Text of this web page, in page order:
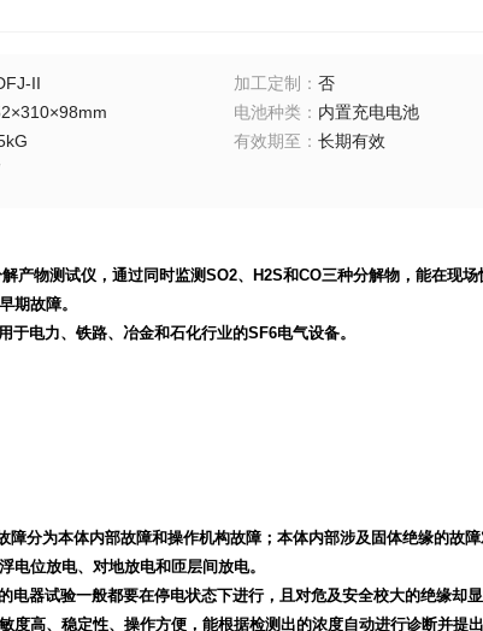
II 加工定制 ： 否
电池种类 ： 内置充电电池
有效期至 ： 长期有效
产物测试仪 ，通过同时监测SO2、H2S和CO三种分解物，能在现
期故障。
于电力、铁路、冶金和石化行业的SF6电气设备。
障分为本体内部故障和操作机构故障；本体内部涉及固体绝缘的故
电位放电、对地放电和匝层间放电。
电器试验一般都要在停电状态下进行，且对危及安全校大的绝缘
度高、稳定性、操作方便，能根据检测出的浓度自动进行诊断并提